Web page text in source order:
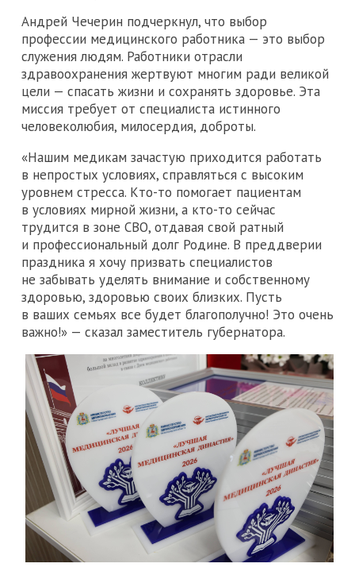
Андрей Чечерин подчеркнул, что выбор
профессии медицинского работника — это выбор
служения людям. Работники отрасли
здравоохранения жертвуют многим ради великой
цели — спасать жизни и сохранять здоровье. Эта
миссия требует от специалиста истинного
человеколюбия, милосердия, доброты.
«Нашим медикам зачастую приходится работать
в непростых условиях, справляться с высоким
уровнем стресса. Кто-то помогает пациентам
в условиях мирной жизни, а кто-то сейчас
трудится в зоне СВО, отдавая свой ратный
и профессиональный долг Родине. В преддверии
праздника я хочу призвать специалистов
не забывать уделять внимание и собственному
здоровью, здоровью своих близких. Пусть
в ваших семьях все будет благополучно! Это очень
важно!» — сказал заместитель губернатора.